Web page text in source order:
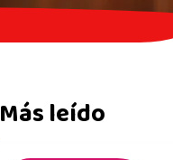
Más leído